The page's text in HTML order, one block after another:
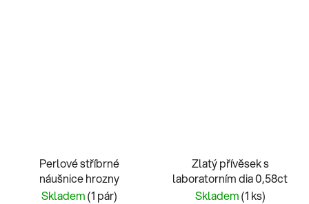
Perlové stříbrné
náušnice hrozny
Skladem(1 pár)
Zlatý přívěsek s
laboratorním dia 0,58ct
Skladem(1 ks)